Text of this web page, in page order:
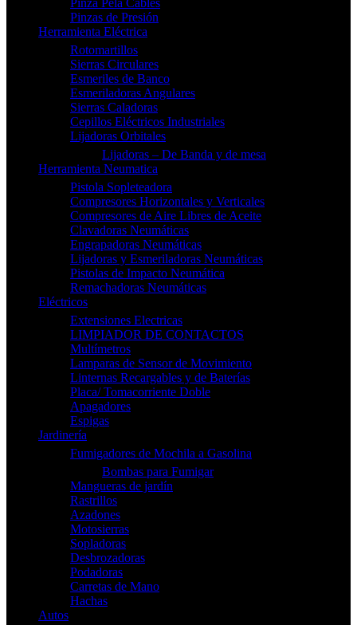
Pinza Pela Cables
Pinzas de Presión
Herramienta Eléctrica
Rotomartillos
Sierras Circulares
Esmeriles de Banco
Esmeriladoras Angulares
Sierras Caladoras
Cepillos Eléctricos Industriales
Lijadoras Orbitales
Lijadoras – De Banda y de mesa
Herramienta Neumatica
Pistola Sopleteadora
Compresores Horizontales y Verticales
Compresores de Aire Libres de Aceite
Clavadoras Neumáticas
Engrapadoras Neumáticas
Lijadoras y Esmeriladoras Neumáticas
Pistolas de Impacto Neumática
Remachadoras Neumáticas
Eléctricos
Extensiones Electricas
LIMPIADOR DE CONTACTOS
Multímetros
Lamparas de Sensor de Movimiento
Linternas Recargables y de Baterías
Placa/ Tomacorriente Doble
Apagadores
Espigas
Jardinería
Fumigadores de Mochila a Gasolina
Bombas para Fumigar
Mangueras de jardín
Rastrillos
Azadones
Motosierras
Sopladoras
Desbrozadoras
Podadoras
Carretas de Mano
Hachas
Autos